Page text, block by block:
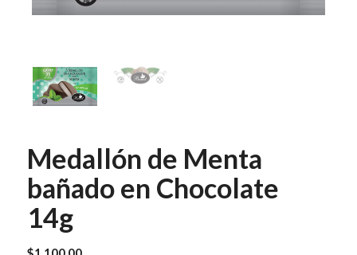
Medallón de Menta
bañado en Chocolate
14g